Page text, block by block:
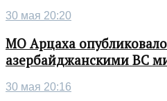
30 мая 20:20
МО Арцаха
азербайджанскими ВС
30 мая 20:16